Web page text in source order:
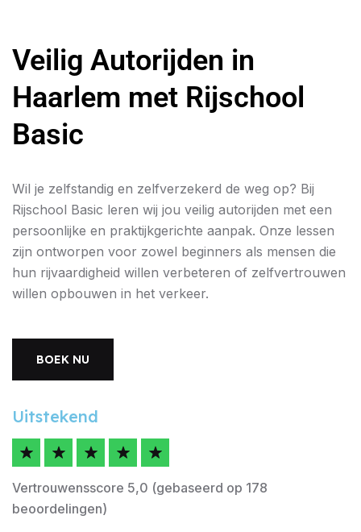
Veilig Autorijden in
Haarlem met Rijschool
Basic
Wil je zelfstandig en zelfverzekerd de weg op? Bij
Rijschool Basic leren wij jou veilig autorijden met een
persoonlijke en praktijkgerichte aanpak. Onze lessen
zijn ontworpen voor zowel beginners als mensen die
hun rijvaardigheid willen verbeteren of zelfvertrouwen
willen opbouwen in het verkeer.
BOEK NU
Uitstekend
Vertrouwensscore 5,0 (gebaseerd op 178
beoordelingen)